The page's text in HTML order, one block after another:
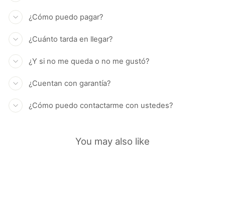
¿Cómo puedo pagar?
¿Cuánto tarda en llegar?
¿Y si no me queda o no me gustó?
¿Cuentan con garantía?
¿Cómo puedo contactarme con ustedes?
You may also like